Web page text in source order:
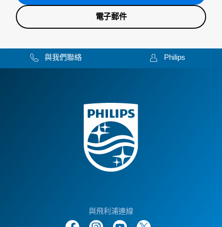
電子郵件
與我們聯絡 Philips
與飛利浦連線